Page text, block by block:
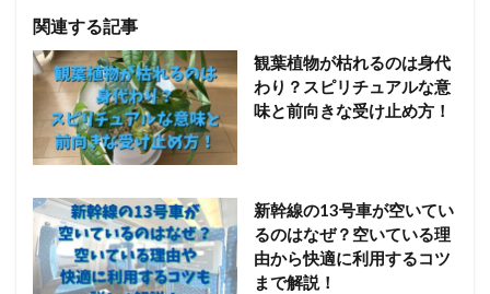
関連する記事
観葉植物が枯れるのは身代
わり？スピリチュアルな意
味と前向きな受け止め方！
新幹線の13号車が空いてい
るのはなぜ？空いている理
由から快適に利用するコツ
まで解説！